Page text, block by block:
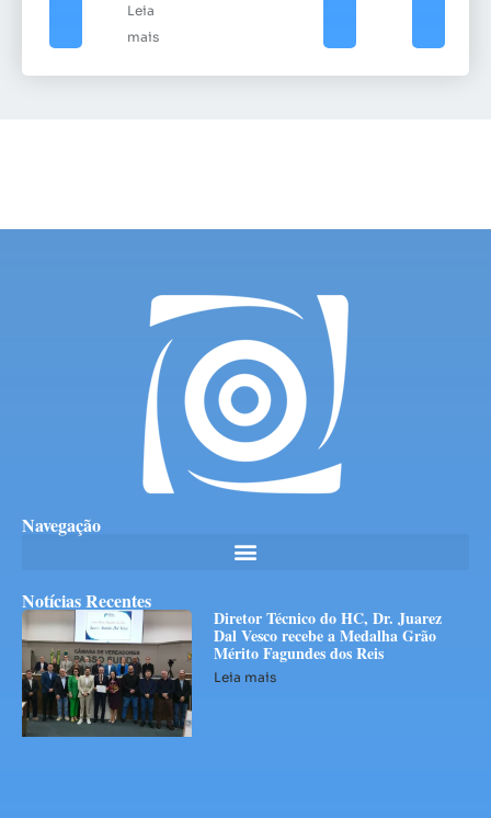
Leia
mais
Navegação
Notícias Recentes
Diretor Técnico do HC, Dr. Juarez
Dal Vesco recebe a Medalha Grão
Mérito Fagundes dos Reis
Leia mais